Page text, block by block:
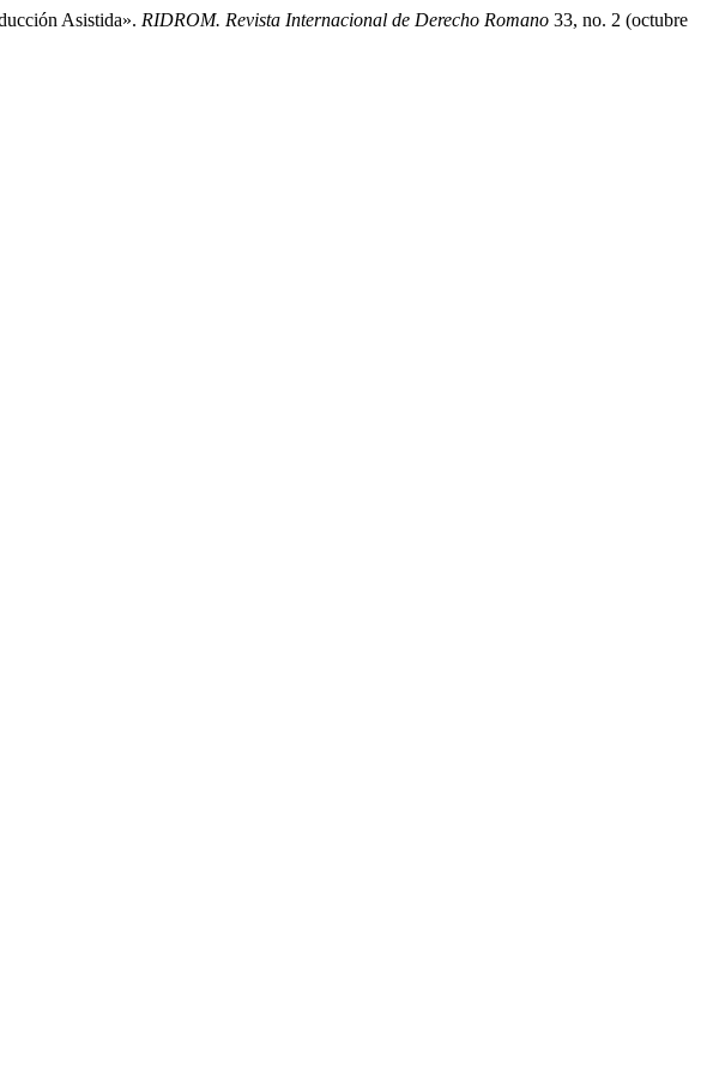
Asistida». RIDROM. Revista Internacional de Derecho Romano 33, no. 2 (octubre